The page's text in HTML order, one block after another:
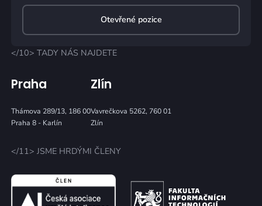
</10> TADY NÁS NAJDETE
Praha
Thámova 289/13, 186 00
Praha 8 - Karlín
Zlín
Vavrečkova 5262, 760 01
Zlín
</11> JSME HRDÝMI ČLENY
Otevřené pozice